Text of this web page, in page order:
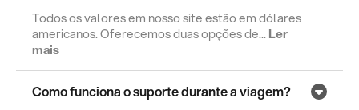
Todos os valores em nosso site estão em dólares
americanos. Oferecemos duas opções de...Ler
mais
Como funciona o suporte durante a viagem?